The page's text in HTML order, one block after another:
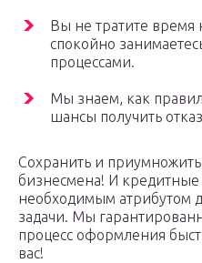
Вы не тратите время
спокойно
процессами.
Мы знаем, как
шансы получить
Сохранить и
бизнесмена! И кредитные
необходимым атрибутом
задачи. Мы
процесс оформления
вас!